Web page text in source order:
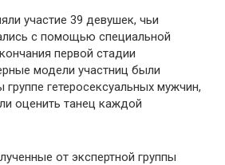
участие 39 девушек, чьи
с помощью специальной
первой стадии
модели участниц были
гетеросексуальных мужчин,
оценить танец каждой
от экспертной группы